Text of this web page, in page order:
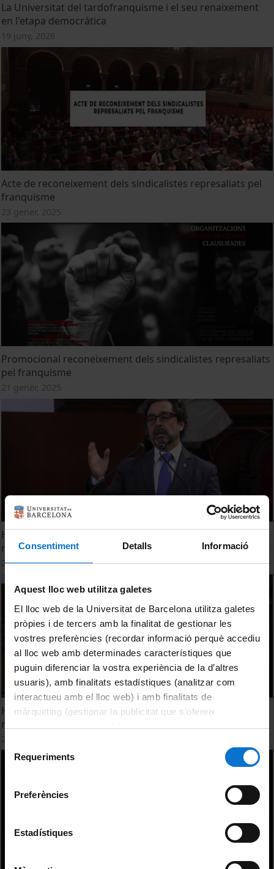
Consentiment Detalls Informació
Aquest lloc web utilitza galetes
El lloc web de la Universitat de Barcelona utilitza galetes
pròpies i de tercers amb la finalitat de gestionar les
vostres preferències (recordar informació perquè accediu
al lloc web amb determinades característiques que
puguin diferenciar la vostra experiència de la d’altres
usuaris), amb finalitats estadístiques (analitzar com
interactueu amb el lloc web) i amb finalitats de
màrqueting (gestionar la publicitat que s’ofereix
adequant-la en funció dels vostres hàbits de navegació).
consultar laPolítica de galetes del lloc web de la
Requeriments
Preferències
Estadístiques
La Universitat del tardofranquisme i el seu renaixement
en l'etapa democrática
19 juny, 2026
Acte de reconeixement dels sindicalistes represaliats pel
franquisme
23 gener, 2025
Promocional reconeixement dels sindicalistes represaliats
pel franquisme
21 gener, 2025
Homenatge a les persones de la Universitat de Barcelona
represaliades pel franquisme (intervenció del rector)
26 gener, 2023
Homenatge a les persones de la Universitat de Barcelona
represaliades pel franquisme